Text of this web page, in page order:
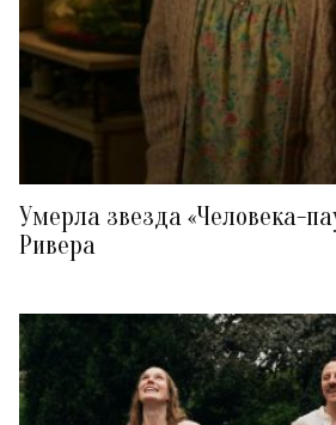
Умерла звезда «Человека-
Ривера